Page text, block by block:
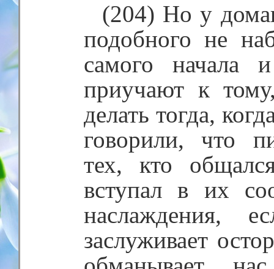
(204) Но у
подобного не
самого начала
приучают к
делать тогда,
говорили, что
тех, кто
вступал в их
наслаждения,
заслуживает